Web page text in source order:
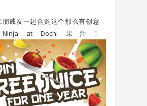
朋戚友一起合购这个那么有创意
Ninja at Dochi 果汁！